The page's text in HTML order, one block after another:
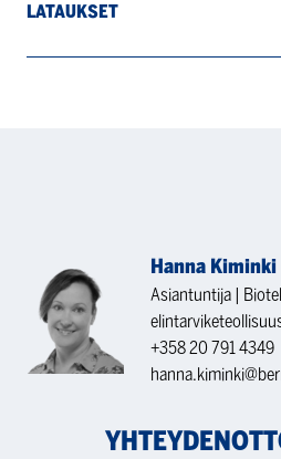
LATAUKSET
Hanna Kiminki
Asiantuntija |
+358 20 791 4349